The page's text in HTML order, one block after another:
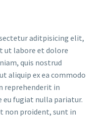
aditpisicing elit,
ut labore et dolore
quis nostrud
aliquip ex ea commodo
reprehenderit in
fugiat nulla pariatur.
non proident, sunt in